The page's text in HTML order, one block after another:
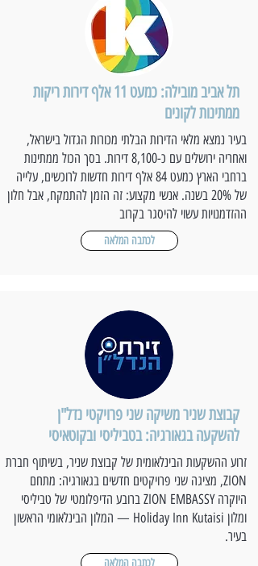
תל אביב מובילה: כמעט 11 אלף דירות ריקות
ממתינות לקונים
בעיר נמצא מלאי הדירות הבלתי מכורות הגדול בישראל,
ואחריה ירושלים עם כ-8,100 דירות. בסך הכול ממתינות
ברחבי הארץ כמעט 84 אלף דירות חדשות לרוכשים, עלייה
של 20% בשנה. אנשי מקצוע: זה הזמן להתמקח, אבל חלון
ההזדמנויות עשוי להיסגר בקרוב
לכתבה המלאה
קבוצת שניר משיקה שני פרויקטי נדל"ן
להשקעה בגאורגיה: בטביליסי ובקוטאיסי
זרוע ההשקעות הבינלאומית של קבוצת שניר, בשיתוף חברת
ZION, מציגה שני פרויקטים חדשים בגאורגיה: מתחם
היוקרה ZION EMBASSY ברובע הדיפלומטי של טביליסי
ומלון Holiday Inn Kutaisi — המלון הבינלאומי הראשון
בעיר.
לכתבה המלאה